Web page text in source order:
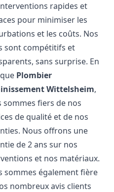
rapides et
pour minimiser les
et les coûts. Nos
sont compétitifs et
sans surprise. En
Plombier
Wittelsheim,
sommes fiers de nos
de qualité et de nos
Nous offrons une
de 2 ans sur nos
et nos matériaux.
sommes également fière
nombreux avis clients